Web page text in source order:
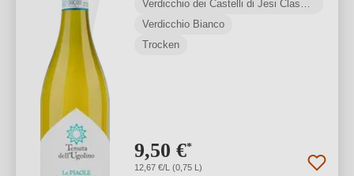
Verdicchio dei Castelli di Jesi Classico DOC
Verdicchio Bianco
Trocken
9,50 €*
12,67 €/L (0,75 L)